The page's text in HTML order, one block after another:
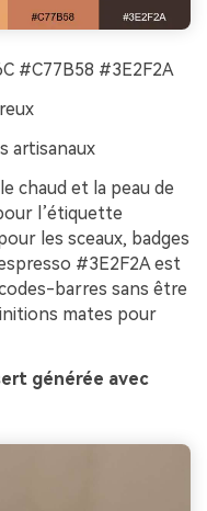
#C77B58 #3E2F2A
artisanaux
chaud et la peau de
l’étiquette
les sceaux, badges
#3E2F2A est
barres sans être
mates pour
générée avec